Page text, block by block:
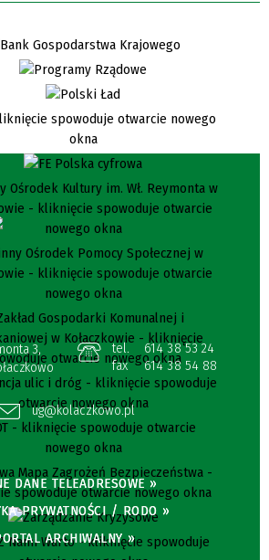
3,
tel.
614 38 53 24
fax
614 38 54 88
ug@kolaczkowo.pl
DANE TELEADRESOWE »
PRYWATNOŚCI / RODO »
ARCHIWALNY »